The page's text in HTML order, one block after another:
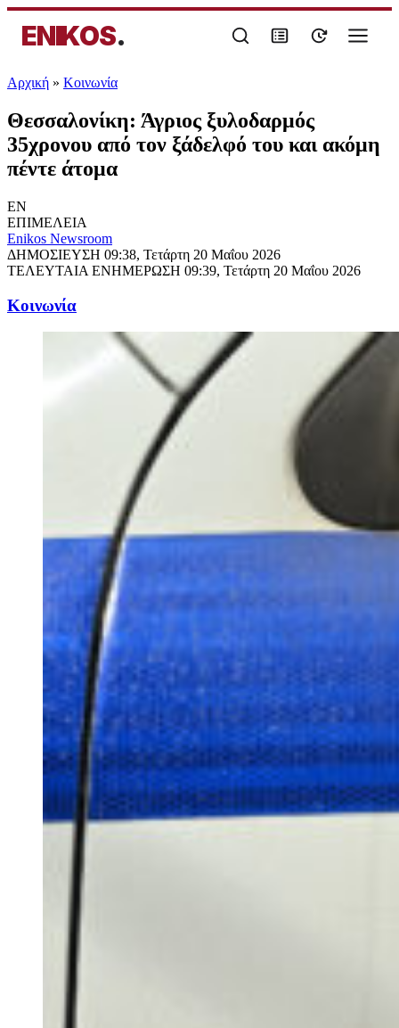
ENIKOS.
Αρχική » Κοινωνία
Θεσσαλονίκη: Άγριος ξυλοδαρμός
35χρονου από τον ξάδελφό του και ακόμη
πέντε άτομα
EN
ΕΠΙΜΕΛΕΙΑ
Enikos Newsroom
ΔΗΜΟΣΙΕΥΣΗ 09:38, Τετάρτη 20 Μαΐου 2026
ΤΕΛΕΥΤΑΙΑ ΕΝΗΜΕΡΩΣΗ 09:39, Τετάρτη 20 Μαΐου 2026
Κοινωνία